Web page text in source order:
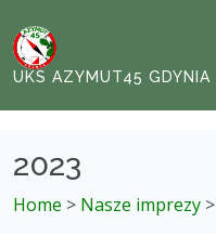
UKS AZYMUT45 GDYNIA
2023
Home > Nasze imprezy >